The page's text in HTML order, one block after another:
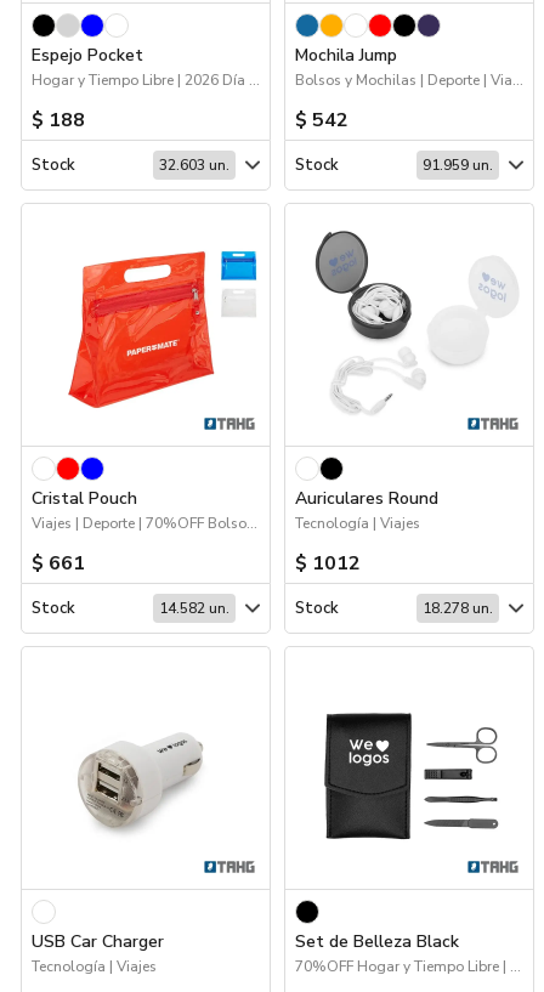
Catálogos
Sé partner
Espejo Pocket
Hogar y Tiempo Libre | 2026 Día de la Niñez | Viajes
$ 188
Stock 32.603 un.
Mochila Jump
Bolsos y Mochilas | Deporte | Viajes
$ 542
Stock 91.959 un.
Cristal Pouch
Viajes | Deporte | 70%OFF Bolsos y Mochilas | Escritura | Bolsos y Mochilas
$ 661
Stock 14.582 un.
Auriculares Round
Tecnología | Viajes
$ 1012
Stock 18.278 un.
USB Car Charger
Tecnología | Viajes
Set de Belleza Black
70%OFF Hogar y Tiempo Libre | Hogar y Tiempo Libre | Deporte | Viajes